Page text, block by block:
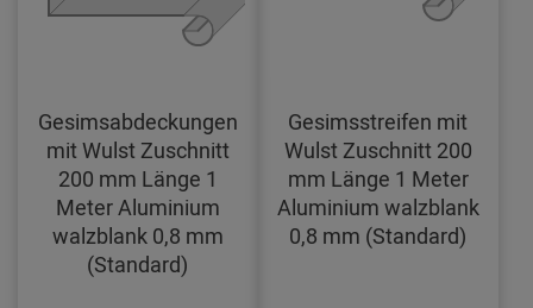
Gesimsabdeckungen
mit Wulst Zuschnitt
200 mm Länge 1
Meter Aluminium
walzblank 0,8 mm
(Standard)
Gesimsstreifen mit
Wulst Zuschnitt 200
mm Länge 1 Meter
Aluminium walzblank
0,8 mm (Standard)